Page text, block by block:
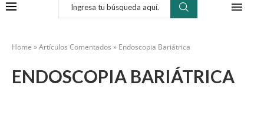
Home »Artículos Comentados » Endoscopia Bariátrica
ENDOSCOPIA BARIÁTRICA